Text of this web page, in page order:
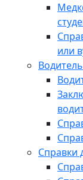
или
Справки